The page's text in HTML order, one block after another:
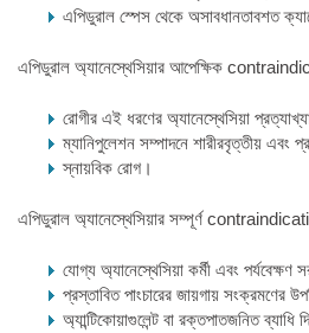
এপিডুরাল স্পেস থেকে অসাবধানতাবশত
এপিডুরাল অ্যানেস্থেসিয়ার আপেক্ষিক
রোগীর এই ধরণের অ্যানেস্থেসিয়া
ম্যানিপুলেশন সম্পাদনে শারীরবৃত্তীয় এবং
স্নায়বিক রোগ।
এপিডুরাল অ্যানেস্থেসিয়ার সম্পূর্ণ
যোগ্য অ্যানেস্থেসিয়া কর্মী এবং পর্যবেক্ষণ
প্রস্তাবিত পাংচারের জায়গায় সংক্রমণের
অ্যান্টিকোয়াগুলেন্ট বা রক্তপাতজনিত ব্যাধি